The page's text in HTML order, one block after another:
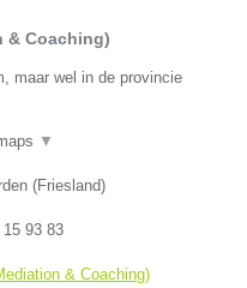
& Coaching)
maar wel in de provincie
▼
(Friesland)
15 93 83
& Coaching)